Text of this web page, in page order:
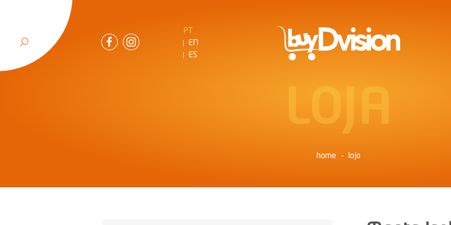
PT
EN
ES
LOJA
home loja